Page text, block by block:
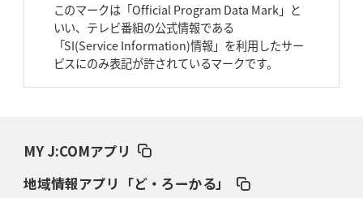
2026年3月26日(木)更新
AZ-COM丸和、リーグワンへ参入決定 「フィールド丸ごと計測機器」の
ダイナボアーズ、“逆輸入SO”三宅駿
「ニュージーランドのフレア（閃
このマークは「Official Program Data Mark」と
いい、テレビ番組の公式情報である
「SI(Service Information)情報」を利用したサー
ビスにのみ表記が許されているマークです。
MY J:COMアプリ
地域情報アプリ「ど・ろーかる」